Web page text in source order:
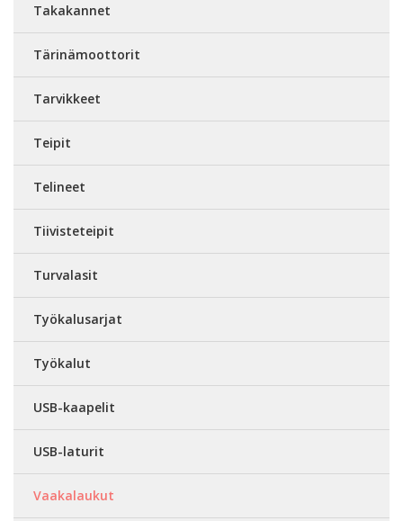
Takakannet
Tärinämoottorit
Tarvikkeet
Teipit
Telineet
Tiivisteteipit
Turvalasit
Työkalusarjat
Työkalut
USB-kaapelit
USB-laturit
Vaakalaukut